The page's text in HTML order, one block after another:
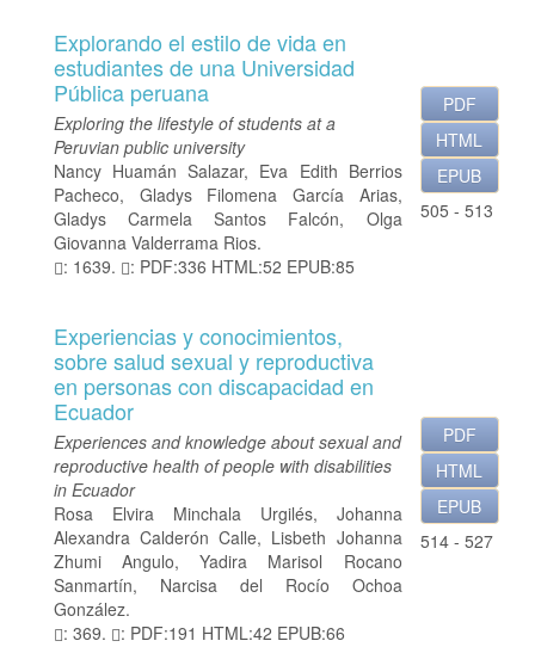
Explorando el estilo de vida en
estudiantes de una Universidad
Pública peruana
Exploring the lifestyle of students at a
Peruvian public university
Nancy Huamán Salazar, Eva Edith Berrios
Pacheco, Gladys Filomena García Arias,
Gladys Carmela Santos Falcón, Olga
Giovanna Valderrama Rios.
: 1639.
: PDF:336 HTML:52 EPUB:85
PDF
HTML
EPUB
505 - 513
Experiencias y conocimientos,
sobre salud sexual y reproductiva
en personas con discapacidad en
Ecuador
Experiences and knowledge about sexual and
reproductive health of people with disabilities
in Ecuador
Rosa Elvira Minchala Urgilés, Johanna
Alexandra Calderón Calle, Lisbeth Johanna
Zhumi Angulo, Yadira Marisol Rocano
Sanmartín, Narcisa del Rocío Ochoa
González.
: 369.
: PDF:191 HTML:42 EPUB:66
PDF
HTML
EPUB
514 - 527